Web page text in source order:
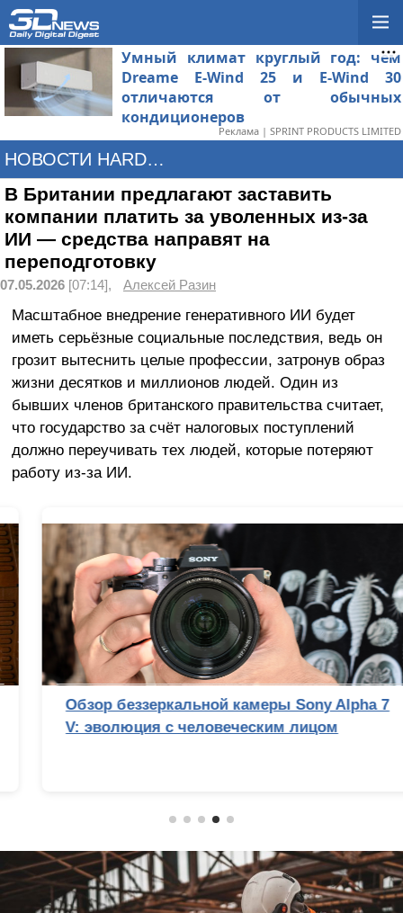
Умный климат круглый год: чем
Dreame E-Wind 25 и E-Wind 30
отличаются от обычных
кондиционеров
Реклама | SPRINT PRODUCTS LIMITED
НОВОСТИ HARDWARE
В Британии предлагают заставить
компании платить за уволенных из-за
ИИ — средства направят на
переподготовку
07.05.2026 [07:14], Алексей Разин
Масштабное внедрение генеративного ИИ будет
иметь серьёзные социальные последствия, ведь он
грозит вытеснить целые профессии, затронув образ
жизни десятков и миллионов людей. Один из
бывших членов британского правительства считает,
что государство за счёт налоговых поступлений
должно переучивать тех людей, которые потеряют
работу из-за ИИ.
Обзор беззеркальной камеры Sony Alpha 7
V: эволюция с человеческим лицом